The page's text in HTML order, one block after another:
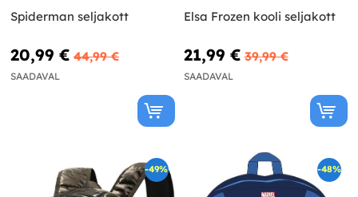
Spiderman seljakott
20,99 € 44,99 €
SAADAVAL
Elsa Frozen kooli seljakott
21,99 € 39,99 €
SAADAVAL
-49% -48%